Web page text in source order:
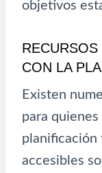
objetivos
RECURSOS
CON LA
Existen
para
planificación
accesibles